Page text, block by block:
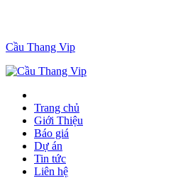
Cầu Thang Vip
Trang chủ
Giới Thiệu
Báo giá
Dự án
Tin tức
Liên hệ